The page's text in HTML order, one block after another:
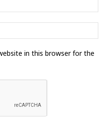
in this browser for the